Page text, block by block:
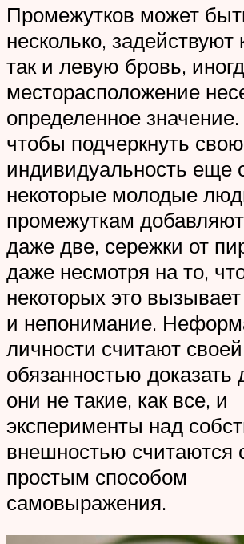
Промежутков может
несколько, задействуют
так и левую бровь,
месторасположение
определенное
чтобы подчеркнуть свою
индивидуальность еще
некоторые молодые
промежуткам
даже две, сережки от
даже несмотря на то,
некоторых это
и непонимание.
личности считают своей
обязанностью доказать
они не такие, как все, и
эксперименты над
внешностью считаются
простым способом
самовыражения.